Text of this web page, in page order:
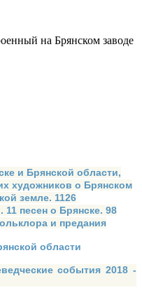
на Брянском заводе
и Брянской области,
художников о Брянском
земле. 1126
песен о Брянске. 98
и предания
области
события 2018 -